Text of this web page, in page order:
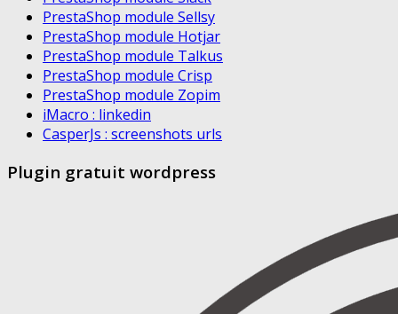
PrestaShop module Sellsy
PrestaShop module Hotjar
PrestaShop module Talkus
PrestaShop module Crisp
PrestaShop module Zopim
iMacro : linkedin
CasperJs : screenshots urls
Plugin gratuit wordpress